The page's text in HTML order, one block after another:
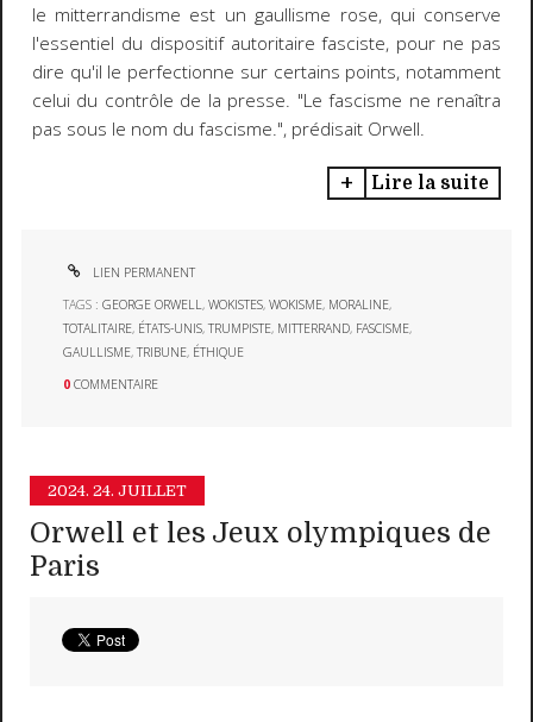
le mitterrandisme est un gaullisme rose, qui conserve
l'essentiel du dispositif autoritaire fasciste, pour ne pas
dire qu'il le perfectionne sur certains points, notamment
celui du contrôle de la presse. "Le fascisme ne renaîtra
pas sous le nom du fascisme.", prédisait Orwell.
Lire la suite
LIEN PERMANENT
TAGS :GEORGE ORWELL,WOKISTES,WOKISME, MORALINE,
TOTALITAIRE, ÉTATS-UNIS,TRUMPISTE, MITTERRAND, FASCISME,
GAULLISME,TRIBUNE, ÉTHIQUE
0 COMMENTAIRE
2024. 24. JUILLET
Orwell et les Jeux olympiques de
Paris